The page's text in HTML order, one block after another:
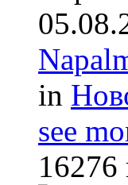
in
see
16276